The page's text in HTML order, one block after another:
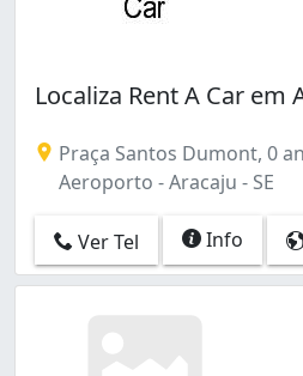
Localiza Rent A Car em
Praça Santos Dumont, 0
Aeroporto - Aracaju - SE
Ver Tel Info